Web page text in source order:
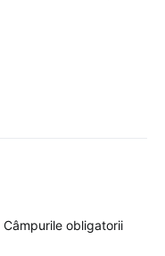
Câmpurile obligatorii